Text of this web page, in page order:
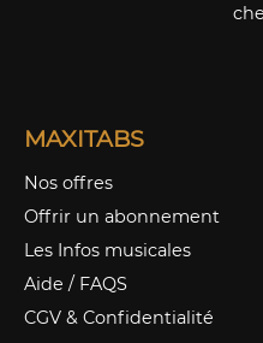
MAXITABS
Nos offres
Offrir un abonnement
Les Infos musicales
Aide / FAQS
CGV & Confidentialité